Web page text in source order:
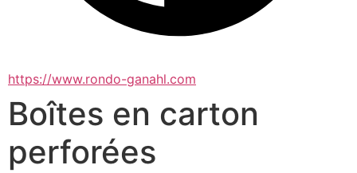
https://www.rondo-ganahl.com
Boîtes en carton
perforées